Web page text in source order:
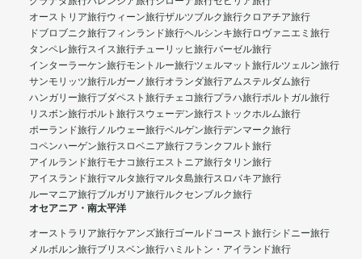
オーストリア旅行ウィーン旅行ザルツブルク旅行クロアチア旅行
ドブロブニク旅行フィンランド旅行ヘルシンキ旅行ロヴァニエミ旅行
タンペレ旅行スイス旅行チューリッヒ旅行バーゼル旅行
インターラーケン旅行モントルー旅行ツェルマット旅行ルツェルン旅行
サンモリッツ旅行ルガーノ旅行オランダ旅行アムステルダム旅行
ハンガリー旅行ブダペスト旅行チェコ旅行プラハ旅行ポルトガル旅行
リスボン旅行ポルト旅行スウェーデン旅行ストックホルム旅行
ポーランド旅行ノルウェー旅行ベルゲン旅行デンマーク旅行
コペンハーゲン旅行スロベニア旅行フランクフルト旅行
アイルランド旅行モナコ旅行エストニア旅行タリン旅行
アイスランド旅行マルタ旅行マルタ島旅行スロバキア旅行
ルーマニア旅行ブルガリア旅行ルクセンブルク旅行
オセアニア・南太平洋
オーストラリア旅行ケアンズ旅行ゴールドコースト旅行シドニー旅行
メルボルン旅行ブリスベン旅行ハミルトン・アイランド旅行